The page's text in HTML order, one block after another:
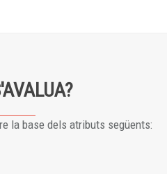
la base dels atributs següents: